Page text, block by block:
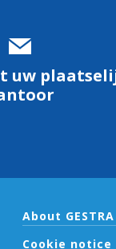
About GESTRA
Cookie notice